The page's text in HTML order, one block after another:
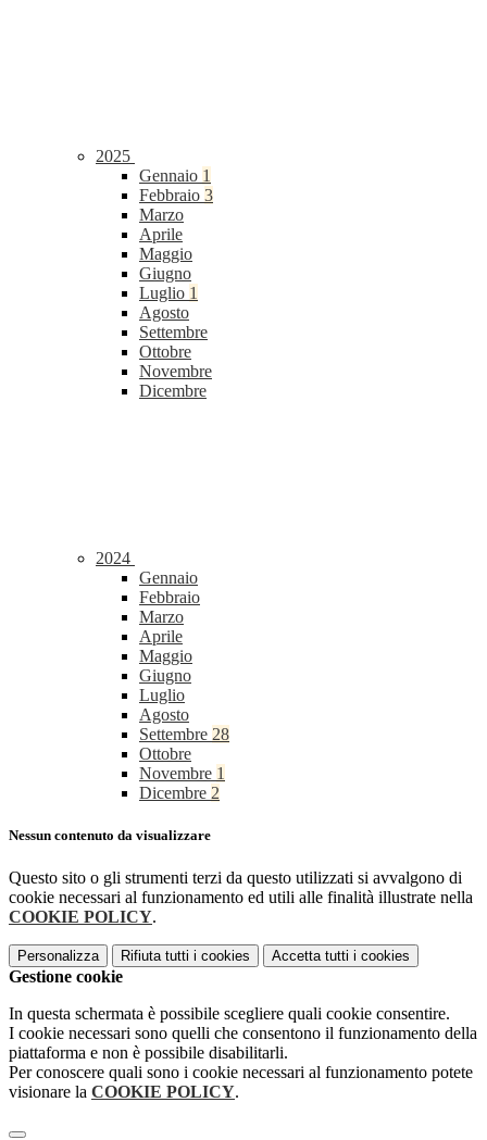
2025
Gennaio 1
Febbraio 3
Marzo
Aprile
Maggio
Giugno
Luglio 1
Agosto
Settembre
Ottobre
Novembre
Dicembre
2024
Gennaio
Febbraio
Marzo
Aprile
Maggio
Giugno
Luglio
Agosto
Settembre 28
Ottobre
Novembre 1
Dicembre 2
Nessun contenuto da visualizzare
Questo sito o gli strumenti terzi da questo utilizzati si avvalgono di
cookie necessari al funzionamento ed utili alle finalità illustrate nella
COOKIE POLICY.
Personalizza Rifiuta tutti i cookies Accetta tutti i cookies
Gestione cookie
In questa schermata è possibile scegliere quali cookie consentire.
I cookie necessari sono quelli che consentono il funzionamento della
piattaforma e non è possibile disabilitarli.
Per conoscere quali sono i cookie necessari al funzionamento potete
visionare la COOKIE POLICY.